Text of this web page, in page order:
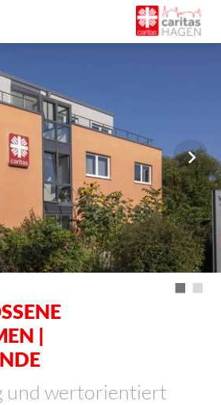
|
und wertorientiert